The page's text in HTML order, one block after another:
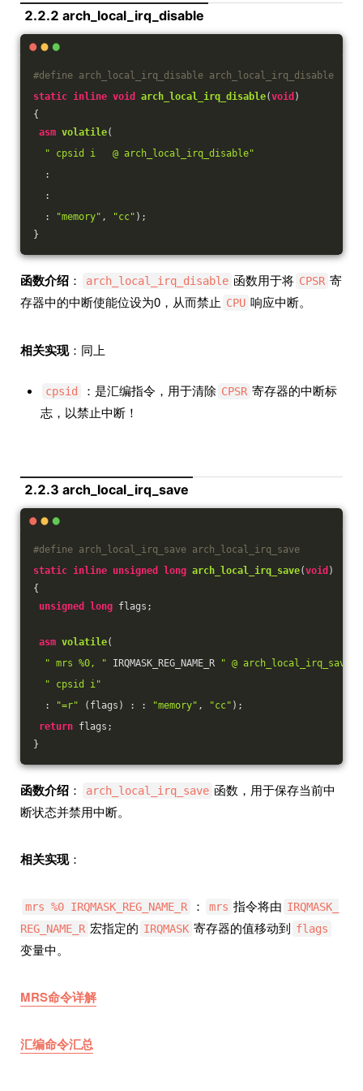
2.2.2 arch_local_irq_disable
#define arch_local_irq_disable arch_local_irq_disable
static inline void arch_local_irq_disable(void )
{
asm volatile(
" cpsid i   @ arch_local_irq_disable"
:
:
:
"memory" , "cc" ) ;
}
函数介绍 ： arch_local_irq_disable 函数用于将 CPSR 寄
存器中的中断使能位设为0，从而禁止 CPU 响应中断。
相关实现：同上
cpsid ：是汇编指令，用于清除 CPSR 寄存器的中断标
志，以禁止中断！
2.2.3 arch_local_irq_save
#define arch_local_irq_save arch_local_irq_save
static inline unsigned long arch_local_irq_save(void )
{
unsigned
long flags;
asm volatile(
" mrs %0, " IRQMASK_REG_NAME_R
" @
" cpsid i"
:
"=r" (flags) : : "memory" , "cc" ) ;
return flags;
}
函数介绍 ： arch_local_irq_save 函数，用于保存当前中
断状态并禁用中断。
相关实现：
mrs %0 IRQMASK_REG_NAME_R ： mrs 指令将由 IRQMASK_
REG_NAME_R 宏指定的 IRQMASK 寄存器的值移动到 flags
变量中。
MRS命令详解
汇编命令汇总